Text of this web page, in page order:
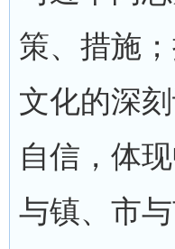
策、措施
文化的深
自信，体
与镇、市